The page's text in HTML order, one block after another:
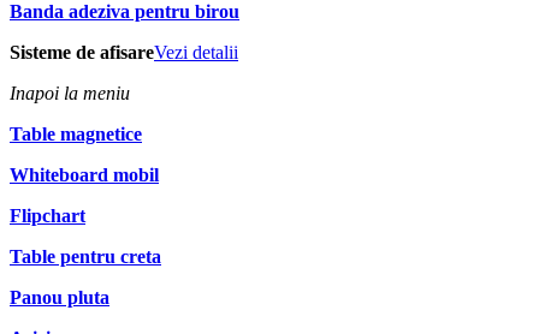
Banda adeziva pentru birou
Sisteme de afisareVezi detalii
Inapoi la meniu
Table magnetice
Whiteboard mobil
Flipchart
Table pentru creta
Panou pluta